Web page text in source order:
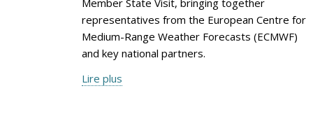
representatives from the European Centre for
Medium-Range Weather Forecasts (ECMWF)
and key national partners.
Lire plus